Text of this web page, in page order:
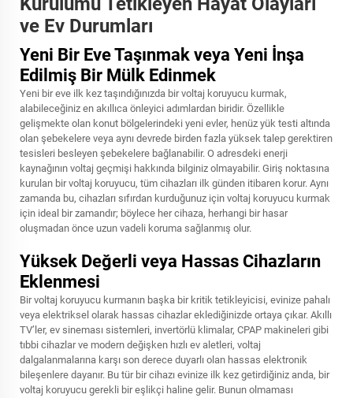
ve Ev Durumları
Yeni Bir Eve Taşınmak veya Yeni İnşa
Edilmiş Bir Mülk Edinmek
Yeni bir eve ilk kez taşındığınızda bir voltaj koruyucu kurmak,
alabileceğiniz en akıllıca önleyici adımlardan biridir. Özellikle
gelişmekte olan konut bölgelerindeki yeni evler, henüz yük testi altında
olan şebekelere veya aynı devrede birden fazla yüksek talep gerektiren
tesisleri besleyen şebekelere bağlanabilir. O adresdeki enerji
kaynağının voltaj geçmişi hakkında bilginiz olmayabilir. Giriş noktasına
kurulan bir voltaj koruyucu, tüm cihazları ilk günden itibaren korur. Aynı
zamanda bu, cihazları sıfırdan kurduğunuz için voltaj koruyucu kurmak
için ideal bir zamandır; böylece her cihaza, herhangi bir hasar
oluşmadan önce uzun vadeli koruma sağlanmış olur.
Yüksek Değerli veya Hassas Cihazların
Eklenmesi
Bir voltaj koruyucu kurmanın başka bir kritik tetikleyicisi, evinize pahalı
veya elektriksel olarak hassas cihazlar eklediğinizde ortaya çıkar. Akıllı
TV’ler, ev sineması sistemleri, invertörlü klimalar, CPAP makineleri gibi
tıbbi cihazlar ve modern değişken hızlı ev aletleri, voltaj
dalgalanmalarına karşı son derece duyarlı olan hassas elektronik
bileşenlere dayanır. Bu tür bir cihazı evinize ilk kez getirdiğiniz anda, bir
voltaj koruyucu gerekli bir eşlikçi haline gelir. Bunun olmaması